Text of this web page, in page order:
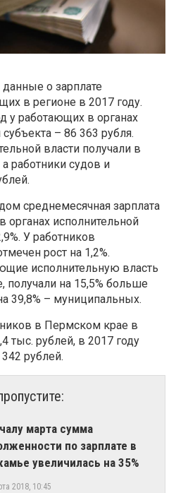
о зарплате
в регионе в 2017 году.
у работающих в органах
– 86 363 рубля.
власти получали в
работники судов и
среднемесячная зарплата
исполнительной
У работников
рост на 1,2%.
исполнительную власть
получали на 15,5% больше
39,8% – муниципальных.
в Пермском крае в
тыс. рублей, в 2017 году
рублей.
марта сумма
по зарплате в
увеличилась на 35%
2018, 10:45